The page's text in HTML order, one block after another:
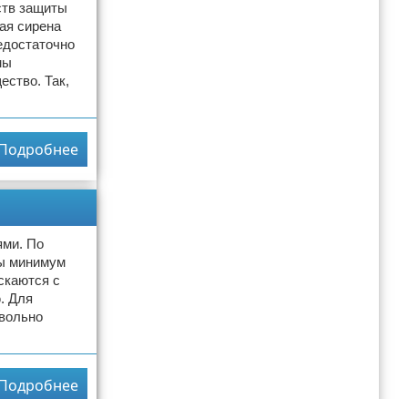
защиты
сирена
Так,
По
минимум
с
Для